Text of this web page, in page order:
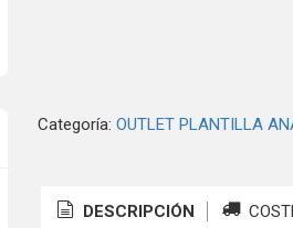
Categoría: OUTLET PLANTILLA
DESCRIPCIÓN